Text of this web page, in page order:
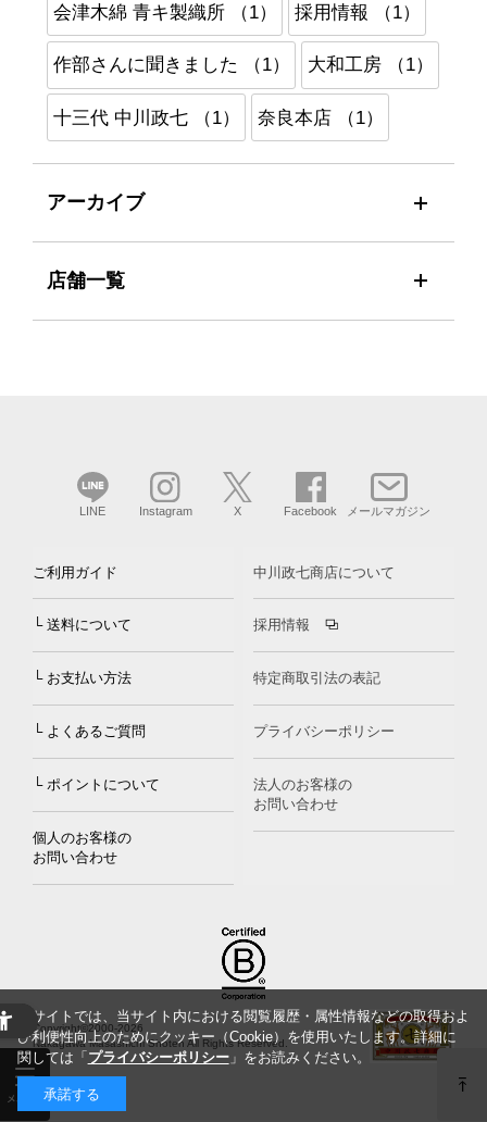
会津木綿 青キ製織所 （1） 採用情報 （1）
作部さんに聞きました （1） 大和工房 （1）
十三代 中川政七 （1） 奈良本店 （1）
アーカイブ
店舗一覧
LINE Instagram X Facebook メールマガジン
ご利用ガイド
└ 送料について
└ お支払い方法
└ よくあるご質問
└ ポイントについて
個人のお客様の
お問い合わせ
中川政七商店について
採用情報
特定商取引法の表記
プライバシーポリシー
法人のお客様の
お問い合わせ
Copyright©2000-2026
Nakagawa Masashichi Shoten All Rights Reserved.
当サイトでは、当サイト内における閲覧履歴・属性情報などの取得およ
び利便性向上のためにクッキー（Cookie）を使用いたします。詳細に
関しては「 プライバシーポリシー」をお読みください。
承諾する